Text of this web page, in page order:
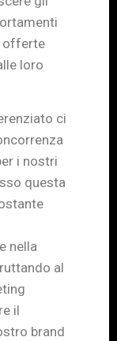
offerte
loro
ci
i nostri
questa
nella
al
il
brand